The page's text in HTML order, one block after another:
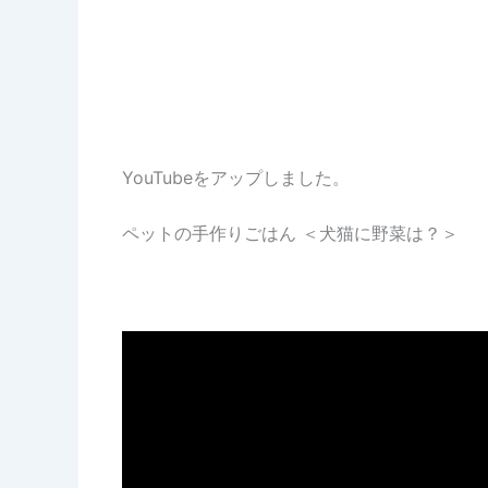
YouTubeをアップしました。
ペットの手作りごはん ＜犬猫に野菜は？＞